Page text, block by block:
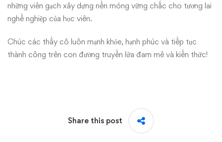
những viên gạch xây dựng nền móng vững chắc cho tương lai
nghề nghiệp của học viên.
Chúc các thầy cô luôn mạnh khỏe, hạnh phúc và tiếp tục
thành công trên con đường truyền lửa đam mê và kiến thức!
Share this post